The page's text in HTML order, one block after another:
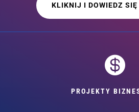
KLIKNIJ I DOWIEDZ SIĘ

PROJEKTY